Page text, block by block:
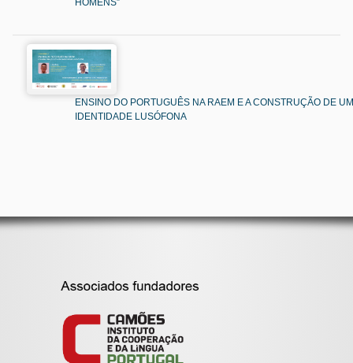
HOMENS”
ENSINO DO PORTUGUÊS NA RAEM E A CONSTRUÇÃO DE
IDENTIDADE LUSÓFONA